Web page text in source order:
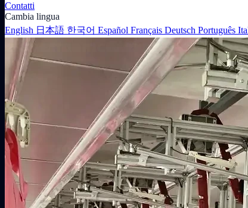
Contatti
Cambia lingua
English 日本語 한국어 Español Français Deutsch Português